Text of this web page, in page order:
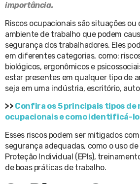
importância.
Riscos ocupacionais são situações ou
ambiente de trabalho que podem
segurança dos trabalhadores. Eles
em diferentes categorias, como:
biológicos, ergonômicos e
estar presentes em qualquer tipo de
seja em uma indústria, escritório,
>> Confira os 5 principais tipos de
ocupacionais e como identificá-
Esses riscos podem ser mitigados
segurança adequadas, como o uso
Proteção Individual (EPIs),
de boas práticas de trabalho.